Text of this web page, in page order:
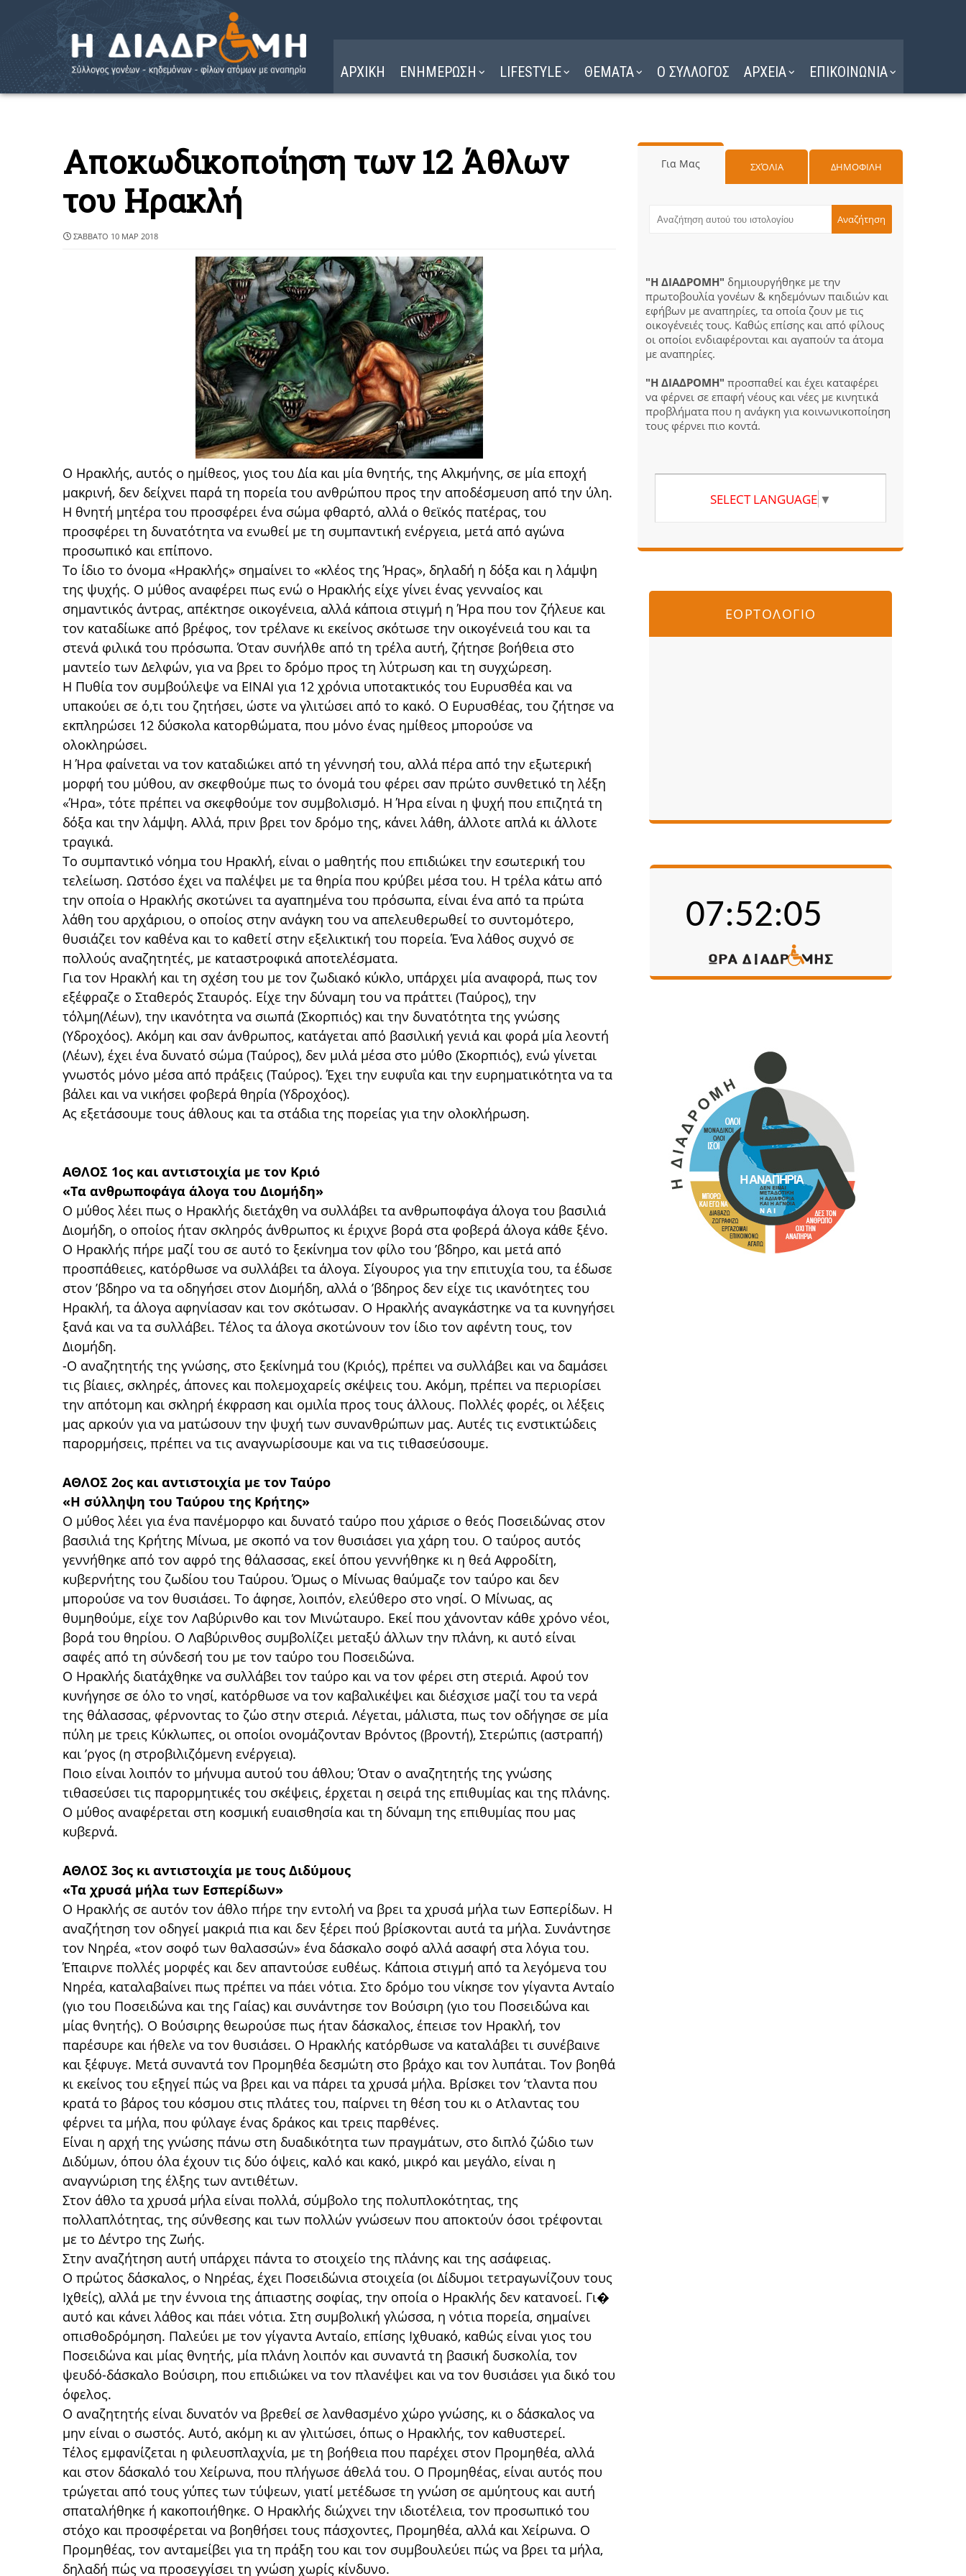
ΑΡΧΙΚΗ ΕΝΗΜΕΡΩΣΗ LIFESTYLE ΘΕΜΑΤΑ Ο ΣΥΛΛΟΓΟΣ ΑΡΧΕΙΑ ΕΠΙΚΟΙΝΩΝΙΑ
Αποκωδικοποίηση των 12 Άθλων
του Ηρακλή
ΣΆΒΒΑΤΟ 10 ΜΑΡ 2018
Ο Ηρακλής, αυτός ο ημίθεος, γιος του Δία και μία θνητής, της Αλκμήνης, σε μία εποχή
μακρινή, δεν δείχνει παρά τη πορεία του ανθρώπου προς την αποδέσμευση από την ύλη.
Η θνητή μητέρα του προσφέρει ένα σώμα φθαρτό, αλλά ο θεϊκός πατέρας, του
προσφέρει τη δυνατότητα να ενωθεί με τη συμπαντική ενέργεια, μετά από αγώνα
προσωπικό και επίπονο.
Το ίδιο το όνομα «Ηρακλής» σημαίνει το «κλέος της Ήρας», δηλαδή η δόξα και η λάμψη
της ψυχής. Ο μύθος αναφέρει πως ενώ ο Ηρακλής είχε γίνει ένας γενναίος και
σημαντικός άντρας, απέκτησε οικογένεια, αλλά κάποια στιγμή η Ήρα που τον ζήλευε και
τον καταδίωκε από βρέφος, τον τρέλανε κι εκείνος σκότωσε την οικογένειά του και τα
στενά φιλικά του πρόσωπα. Όταν συνήλθε από τη τρέλα αυτή, ζήτησε βοήθεια στο
μαντείο των Δελφών, για να βρει το δρόμο προς τη λύτρωση και τη συγχώρεση.
Η Πυθία τον συμβούλεψε να ΕΙΝΑΙ για 12 χρόνια υποτακτικός του Ευρυσθέα και να
υπακούει σε ό,τι του ζητήσει, ώστε να γλιτώσει από το κακό. Ο Ευρυσθέας, του ζήτησε να
εκπληρώσει 12 δύσκολα κατορθώματα, που μόνο ένας ημίθεος μπορούσε να
ολοκληρώσει.
Η Ήρα φαίνεται να τον καταδιώκει από τη γέννησή του, αλλά πέρα από την εξωτερική
μορφή του μύθου, αν σκεφθούμε πως το όνομά του φέρει σαν πρώτο συνθετικό τη λέξη
«Ήρα», τότε πρέπει να σκεφθούμε τον συμβολισμό. Η Ήρα είναι η ψυχή που επιζητά τη
δόξα και την λάμψη. Αλλά, πριν βρει τον δρόμο της, κάνει λάθη, άλλοτε απλά κι άλλοτε
τραγικά.
Το συμπαντικό νόημα του Ηρακλή, είναι ο μαθητής που επιδιώκει την εσωτερική του
τελείωση. Ωστόσο έχει να παλέψει με τα θηρία που κρύβει μέσα του. Η τρέλα κάτω από
την οποία ο Ηρακλής σκοτώνει τα αγαπημένα του πρόσωπα, είναι ένα από τα πρώτα
λάθη του αρχάριου, ο οποίος στην ανάγκη του να απελευθερωθεί το συντομότερο,
θυσιάζει τον καθένα και το καθετί στην εξελικτική του πορεία. Ένα λάθος συχνό σε
πολλούς αναζητητές, με καταστροφικά αποτελέσματα.
Για τον Ηρακλή και τη σχέση του με τον ζωδιακό κύκλο, υπάρχει μία αναφορά, πως τον
εξέφραζε ο Σταθερός Σταυρός. Είχε την δύναμη του να πράττει (Ταύρος), την
τόλμη(Λέων), την ικανότητα να σιωπά (Σκορπιός) και την δυνατότητα της γνώσης
(Υδροχόος). Ακόμη και σαν άνθρωπος, κατάγεται από βασιλική γενιά και φορά μία λεοντή
(Λέων), έχει ένα δυνατό σώμα (Ταύρος), δεν μιλά μέσα στο μύθο (Σκορπιός), ενώ γίνεται
γνωστός μόνο μέσα από πράξεις (Ταύρος). Έχει την ευφυΐα και την ευρηματικότητα να τα
βάλει και να νικήσει φοβερά θηρία (Υδροχόος).
Ας εξετάσουμε τους άθλους και τα στάδια της πορείας για την ολοκλήρωση.
ΑΘΛΟΣ 1ος και αντιστοιχία με τον Κριό
«Τα ανθρωποφάγα άλογα του Διομήδη»
Ο μύθος λέει πως ο Ηρακλής διετάχθη να συλλάβει τα ανθρωποφάγα άλογα του βασιλιά
Διομήδη, ο οποίος ήταν σκληρός άνθρωπος κι έριχνε βορά στα φοβερά άλογα κάθε ξένο.
Ο Ηρακλής πήρε μαζί του σε αυτό το ξεκίνημα τον φίλο του ’βδηρο, και μετά από
προσπάθειες, κατόρθωσε να συλλάβει τα άλογα. Σίγουρος για την επιτυχία του, τα έδωσε
στον ’βδηρο να τα οδηγήσει στον Διομήδη, αλλά ο ’βδηρος δεν είχε τις ικανότητες του
Ηρακλή, τα άλογα αφηνίασαν και τον σκότωσαν. Ο Ηρακλής αναγκάστηκε να τα κυνηγήσει
ξανά και να τα συλλάβει. Τέλος τα άλογα σκοτώνουν τον ίδιο τον αφέντη τους, τον
Διομήδη.
-Ο αναζητητής της γνώσης, στο ξεκίνημά του (Κριός), πρέπει να συλλάβει και να δαμάσει
τις βίαιες, σκληρές, άπονες και πολεμοχαρείς σκέψεις του. Ακόμη, πρέπει να περιορίσει
την απότομη και σκληρή έκφραση και ομιλία προς τους άλλους. Πολλές φορές, οι λέξεις
μας αρκούν για να ματώσουν την ψυχή των συνανθρώπων μας. Αυτές τις ενστικτώδεις
παρορμήσεις, πρέπει να τις αναγνωρίσουμε και να τις τιθασεύσουμε.
ΑΘΛΟΣ 2ος και αντιστοιχία με τον Ταύρο
«Η σύλληψη του Ταύρου της Κρήτης»
Ο μύθος λέει για ένα πανέμορφο και δυνατό ταύρο που χάρισε ο θεός Ποσειδώνας στον
βασιλιά της Κρήτης Μίνωα, με σκοπό να τον θυσιάσει για χάρη του. Ο ταύρος αυτός
γεννήθηκε από τον αφρό της θάλασσας, εκεί όπου γεννήθηκε κι η θεά Αφροδίτη,
κυβερνήτης του ζωδίου του Ταύρου. Όμως ο Μίνωας θαύμαζε τον ταύρο και δεν
μπορούσε να τον θυσιάσει. Το άφησε, λοιπόν, ελεύθερο στο νησί. Ο Μίνωας, ας
θυμηθούμε, είχε τον Λαβύρινθο και τον Μινώταυρο. Εκεί που χάνονταν κάθε χρόνο νέοι,
βορά του θηρίου. Ο Λαβύρινθος συμβολίζει μεταξύ άλλων την πλάνη, κι αυτό είναι
σαφές από τη σύνδεσή του με τον ταύρο του Ποσειδώνα.
Ο Ηρακλής διατάχθηκε να συλλάβει τον ταύρο και να τον φέρει στη στεριά. Αφού τον
κυνήγησε σε όλο το νησί, κατόρθωσε να τον καβαλικέψει και διέσχισε μαζί του τα νερά
της θάλασσας, φέρνοντας το ζώο στην στεριά. Λέγεται, μάλιστα, πως τον οδήγησε σε μία
πύλη με τρεις Κύκλωπες, οι οποίοι ονομάζονταν Βρόντος (βροντή), Στερώπις (αστραπή)
και ’ργος (η στροβιλιζόμενη ενέργεια).
Ποιο είναι λοιπόν το μήνυμα αυτού του άθλου; Όταν ο αναζητητής της γνώσης
τιθασεύσει τις παρορμητικές του σκέψεις, έρχεται η σειρά της επιθυμίας και της πλάνης.
Ο μύθος αναφέρεται στη κοσμική ευαισθησία και τη δύναμη της επιθυμίας που μας
κυβερνά.
ΑΘΛΟΣ 3ος κι αντιστοιχία με τους Διδύμους
«Τα χρυσά μήλα των Εσπερίδων»
Ο Ηρακλής σε αυτόν τον άθλο πήρε την εντολή να βρει τα χρυσά μήλα των Εσπερίδων. Η
αναζήτηση τον οδηγεί μακριά πια και δεν ξέρει πού βρίσκονται αυτά τα μήλα. Συνάντησε
τον Νηρέα, «τον σοφό των θαλασσών» ένα δάσκαλο σοφό αλλά ασαφή στα λόγια του.
Έπαιρνε πολλές μορφές και δεν απαντούσε ευθέως. Κάποια στιγμή από τα λεγόμενα του
Νηρέα, καταλαβαίνει πως πρέπει να πάει νότια. Στο δρόμο του νίκησε τον γίγαντα Ανταίο
(γιο του Ποσειδώνα και της Γαίας) και συνάντησε τον Βούσιρη (γιο του Ποσειδώνα και
μίας θνητής). Ο Βούσιρης θεωρούσε πως ήταν δάσκαλος, έπεισε τον Ηρακλή, τον
παρέσυρε και ήθελε να τον θυσιάσει. Ο Ηρακλής κατόρθωσε να καταλάβει τι συνέβαινε
και ξέφυγε. Μετά συναντά τον Προμηθέα δεσμώτη στο βράχο και τον λυπάται. Τον βοηθά
κι εκείνος του εξηγεί πώς να βρει και να πάρει τα χρυσά μήλα. Βρίσκει τον ’τλαντα που
κρατά το βάρος του κόσμου στις πλάτες του, παίρνει τη θέση του κι ο Ατλαντας του
φέρνει τα μήλα, που φύλαγε ένας δράκος και τρεις παρθένες.
Είναι η αρχή της γνώσης πάνω στη δυαδικότητα των πραγμάτων, στο διπλό ζώδιο των
Διδύμων, όπου όλα έχουν τις δύο όψεις, καλό και κακό, μικρό και μεγάλο, είναι η
αναγνώριση της έλξης των αντιθέτων.
Στον άθλο τα χρυσά μήλα είναι πολλά, σύμβολο της πολυπλοκότητας, της
πολλαπλότητας, της σύνθεσης και των πολλών γνώσεων που αποκτούν όσοι τρέφονται
με το Δέντρο της Ζωής.
Στην αναζήτηση αυτή υπάρχει πάντα το στοιχείο της πλάνης και της ασάφειας.
Ο πρώτος δάσκαλος, ο Νηρέας, έχει Ποσειδώνια στοιχεία (οι Δίδυμοι τετραγωνίζουν τους
Ιχθείς), αλλά με την έννοια της άπιαστης σοφίας, την οποία ο Ηρακλής δεν κατανοεί. Γι�
αυτό και κάνει λάθος και πάει νότια. Στη συμβολική γλώσσα, η νότια πορεία, σημαίνει
οπισθοδρόμηση. Παλεύει με τον γίγαντα Ανταίο, επίσης Ιχθυακό, καθώς είναι γιος του
Ποσειδώνα και μίας θνητής, μία πλάνη λοιπόν και συναντά τη βασική δυσκολία, τον
ψευδό-δάσκαλο Βούσιρη, που επιδιώκει να τον πλανέψει και να τον θυσιάσει για δικό του
όφελος.
Ο αναζητητής είναι δυνατόν να βρεθεί σε λανθασμένο χώρο γνώσης, κι ο δάσκαλος να
μην είναι ο σωστός. Αυτό, ακόμη κι αν γλιτώσει, όπως ο Ηρακλής, τον καθυστερεί.
Τέλος εμφανίζεται η φιλευσπλαχνία, με τη βοήθεια που παρέχει στον Προμηθέα, αλλά
και στον δάσκαλό του Χείρωνα, που πλήγωσε άθελά του. Ο Προμηθέας, είναι αυτός που
τρώγεται από τους γύπες των τύψεων, γιατί μετέδωσε τη γνώση σε αμύητους και αυτή
σπαταλήθηκε ή κακοποιήθηκε. Ο Ηρακλής διώχνει την ιδιοτέλεια, τον προσωπικό του
στόχο και προσφέρεται να βοηθήσει τους πάσχοντες, Προμηθέα, αλλά και Χείρωνα. Ο
Προμηθέας, τον ανταμείβει για τη πράξη του και τον συμβουλεύει πώς να βρει τα μήλα,
δηλαδή πώς να προσεγγίσει τη γνώση χωρίς κίνδυνο.
Για Μας ΣΧΌΛΙΑ ΔΗΜΟΦΙΛΗ
"Η ΔΙΑΔΡΟΜΗ" δημιουργήθηκε με την
πρωτοβουλία γονέων & κηδεμόνων παιδιών και
εφήβων με αναπηρίες, τα οποία ζουν με τις
οικογένειές τους. Καθώς επίσης και από φίλους
οι οποίοι ενδιαφέρονται και αγαπούν τα άτομα
με αναπηρίες.
"Η ΔΙΑΔΡΟΜΗ" προσπαθεί και έχει καταφέρει
να φέρνει σε επαφή νέους και νέες με κινητικά
προβλήματα που η ανάγκη για κοινωνικοποίηση
τους φέρνει πιο κοντά.
SELECT LANGUAGE ▼
ΕΟΡΤΟΛΟΓΙΟ